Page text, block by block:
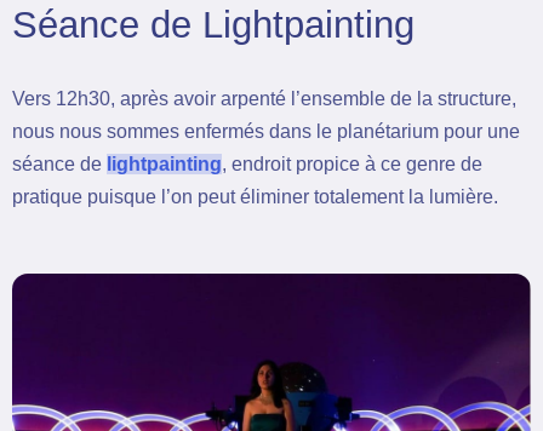
Séance de Lightpainting
Vers 12h30, après avoir arpenté l’ensemble de la structure,
nous nous sommes enfermés dans le planétarium pour une
séance de lightpainting, endroit propice à ce genre de
pratique puisque l’on peut éliminer totalement la lumière.